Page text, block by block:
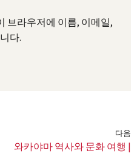
브라우저에 이름, 이메일,
다.
다음
와카야마 역사와 문화 여행 |